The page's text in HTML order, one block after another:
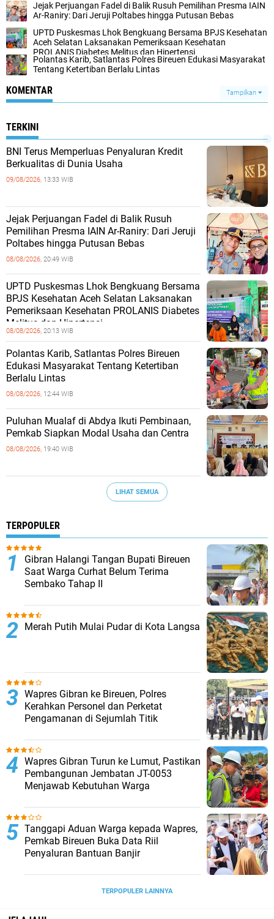
Jejak Perjuangan Fadel di Balik Rusuh Pemilihan Presma IAIN
Ar-Raniry: Dari Jeruji Poltabes hingga Putusan Bebas
UPTD Puskesmas Lhok Bengkuang Bersama BPJS Kesehatan
Aceh Selatan Laksanakan Pemeriksaan Kesehatan
PROLANIS Diabetes Melitus dan Hipertensi
Polantas Karib, Satlantas Polres Bireuen Edukasi Masyarakat
Tentang Ketertiban Berlalu Lintas
KOMENTAR Tampilkan
TERKINI
BNI Terus Memperluas Penyaluran Kredit
Berkualitas di Dunia Usaha
09/08/2026, 13:33 WIB
Jejak Perjuangan Fadel di Balik Rusuh
Pemilihan Presma IAIN Ar-Raniry: Dari Jeruji
Poltabes hingga Putusan Bebas
08/08/2026, 20:49 WIB
UPTD Puskesmas Lhok Bengkuang Bersama
BPJS Kesehatan Aceh Selatan Laksanakan
Pemeriksaan Kesehatan PROLANIS Diabetes
Melitus dan Hipertensi
08/08/2026, 20:13 WIB
Polantas Karib, Satlantas Polres Bireuen
Edukasi Masyarakat Tentang Ketertiban
Berlalu Lintas
08/08/2026, 12:44 WIB
Puluhan Mualaf di Abdya Ikuti Pembinaan,
Pemkab Siapkan Modal Usaha dan Centra
08/08/2026, 19:40 WIB
LIHAT SEMUA
TERPOPULER
Gibran Halangi Tangan Bupati Bireuen
Saat Warga Curhat Belum Terima
Sembako Tahap II
Merah Putih Mulai Pudar di Kota Langsa
Wapres Gibran ke Bireuen, Polres
Kerahkan Personel dan Perketat
Pengamanan di Sejumlah Titik
Wapres Gibran Turun ke Lumut, Pastikan
Pembangunan Jembatan JT-0053
Menjawab Kebutuhan Warga
Tanggapi Aduan Warga kepada Wapres,
Pemkab Bireuen Buka Data Riil
Penyaluran Bantuan Banjir
TERPOPULER LAINNYA